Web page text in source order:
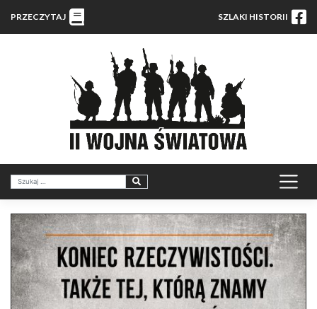
PRZECZYTAJ SZLAKI HISTORII